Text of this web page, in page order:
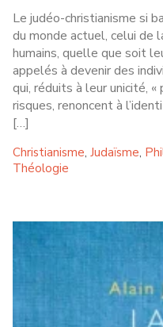
Le judéo-christianisme si
du monde actuel, celui de
humains, quelle que soit
appelés à devenir des
qui, réduits à leur unicité,
risques, renoncent à
[…]
Christianisme, Judaïsme,
Théologie